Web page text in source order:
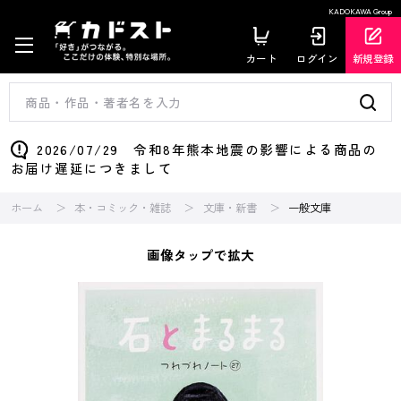
KADOKAWA Group
カート ログイン 新規登録
2026/07/29 令和8年熊本地震の影響による商品の
お届け遅延につきまして
ホーム 本・コミック・雑誌 文庫・新書 一般文庫
画像タップで拡大